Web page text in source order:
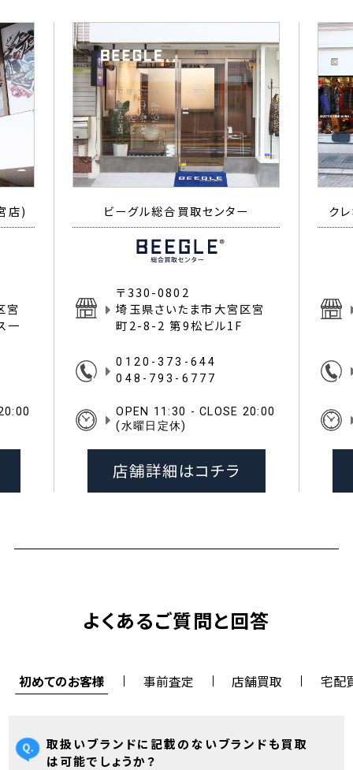
店)
宮
一
ビーグル総合買取センター
〒330-0802
埼玉県さいたま市大宮区宮
町2-8-2 第9松ビル1F
0120-373-644
048-793-6777
OPEN 11:30 - CLOSE 20:00
(水曜日定休)
店舗詳細はコチラ
ク
よくあるご質問と回答
初めてのお客様 事前査定 店舗買取 宅配
取扱いブランドに記載のないブランドも買取
は可能でしょうか？